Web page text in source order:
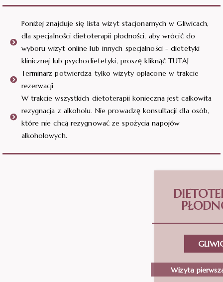
Poniżej znajduje się lista wizyt stacjonarnych w Gliwicach,
dla specjalności dietoterapii płodności, aby wrócić do
wyboru wizyt online lub innych specjalności - dietetyki
klinicznej lub psychodietetyki, proszę kliknąć TUTAJ
Terminarz potwierdza tylko wizyty opłacone w trakcie
rezerwacji
W trakcie wszystkich dietoterapii konieczna jest całkowita
rezygnacja z alkoholu. Nie prowadzę konsultacji dla osób,
które nie chcą rezygnować ze spożycia napojów
alkoholowych.
Wizyta